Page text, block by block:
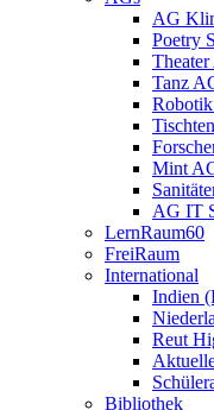
AG
Poetry
Tanz
Mint
AG IT
LernRaum60
FreiRaum
International
Indien
Reut
Bibliothek